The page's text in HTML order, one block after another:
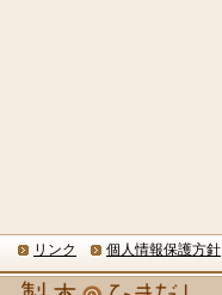
リンク 個人情報保護方針